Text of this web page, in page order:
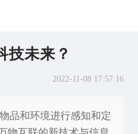
技未来？
2022-11-08 17:57:16
品和环境进行感知和定